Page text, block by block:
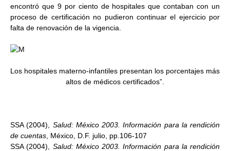
encontró que 9 por ciento de hospitales que contaban con un
proceso de certificación no pudieron continuar el ejercicio por
falta de renovación de la vigencia.
Los hospitales materno-infantiles presentan los porcentajes más
altos de médicos certificados”.
SSA (2004), Salud: México 2003. Información para la rendición
de cuentas , México, D.F. julio, pp.106-107
SSA (2004), Salud: México 2003. Información para la rendición